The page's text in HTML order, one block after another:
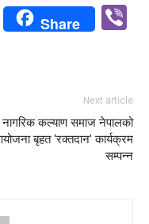
PrintShare
Next article
नागरिक कल्याण समाज नेपालको
बृहत ‘रक्तदान’ कार्यक्रम
सम्पन्न